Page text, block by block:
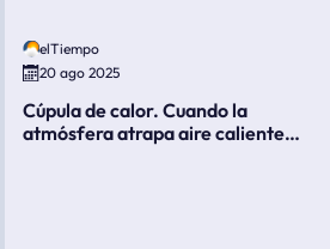
elTiempo
20 ago 2025
Cúpula de calor. Cuando la
atmósfera atrapa aire caliente